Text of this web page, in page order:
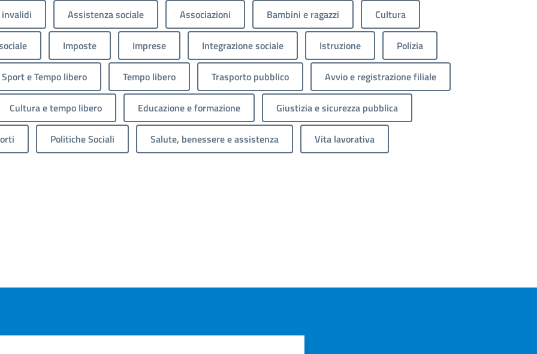
Assistenza sociale Associazioni Bambini e ragazzi Cultura
Imposte Imprese Integrazione sociale Istruzione Polizia
Sport e Tempo libero Tempo libero Trasporto pubblico Avvio e registrazione filiale
Cultura e tempo libero Educazione e formazione Giustizia e sicurezza pubblica
Politiche Sociali Salute, benessere e assistenza Vita lavorativa